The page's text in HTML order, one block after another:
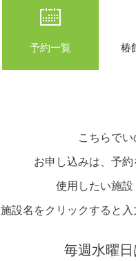
予約一覧 椿
こちらで
お申し込みは、予
使用したい施
施設名をクリックすると
毎週水曜